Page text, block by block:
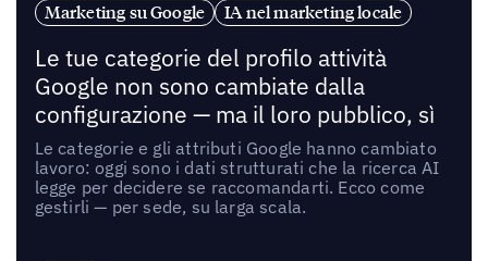
Marketing su Google
IA nel marketing locale
Le tue categorie del profilo attività
Google non sono cambiate dalla
configurazione — ma il loro pubblico, sì
Le categorie e gli attributi Google hanno cambiato
lavoro: oggi sono i dati strutturati che la ricerca AI
legge per decidere se raccomandarti. Ecco come
gestirli — per sede, su larga scala.